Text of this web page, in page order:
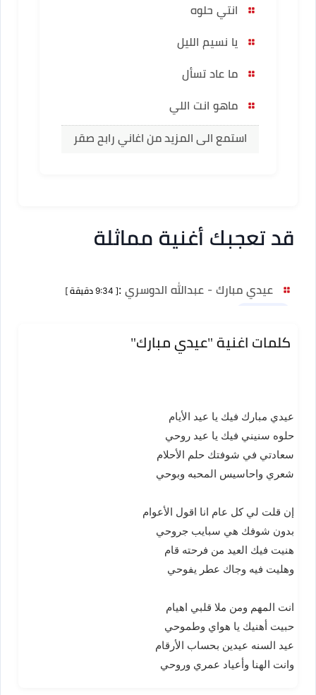
انتي حلوه
يا نسيم الليل
ما عاد تسأل
ماهو انت اللي
استمع الى المزيد من اغاني رابح صقر
قد تعجبك أغنية مماثلة
عيدي مبارك - عبدالله الدوسري :[ 9:34 دقيقة ]
كلمات اغنية "عيدي مبارك"
عيدي مبارك فيك يا عيد الأيام
حلوه سنيني فيك يا عيد روحي
سعادتي في شوفتك حلم الأحلام
شعري واحاسيس المحبه وبوحي
إن قلت لي كل عام انا اقول الأعوام
بدون شوفك هي سبايب جروحي
هنيت فيك العيد من فرحته قام
وهليت فيه وجاك عطر يفوحي
انت المهم ومن ملا قلبي اهيام
حبيت أهنيك يا هواي وطموحي
عيد السنه عيدين بحساب الأرقام
وانت الهنا وأعياد عمري وروحي